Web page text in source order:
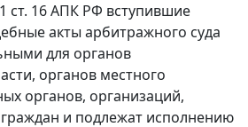
ст. 16АПК РФ вступившие
акты арбитражного суда
для органов
органов местного
органов, организаций,
и подлежат исполнению